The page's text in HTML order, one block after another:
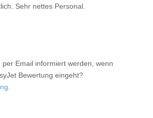
Sehr nettes Personal.
Email informiert werden, wenn
Bewertung eingeht?